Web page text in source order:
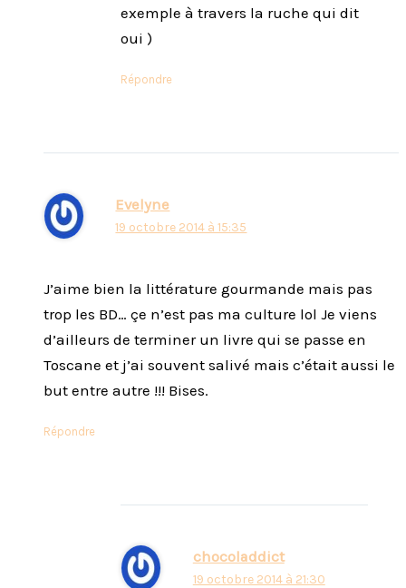
exemple à travers la ruche qui dit
oui )
Répondre
Evelyne
19 octobre 2014 à 15:35
J’aime bien la littérature gourmande mais pas
trop les BD… çe n’est pas ma culture lol Je viens
d’ailleurs de terminer un livre qui se passe en
Toscane et j’ai souvent salivé mais c’était aussi le
but entre autre !!! Bises.
Répondre
chocoladdict
19 octobre 2014 à 21:30